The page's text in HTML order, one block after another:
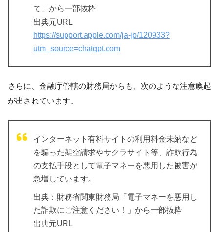
て」から一部抜粋
出典元URL
https://support.apple.com/ja-jp/120933?
utm_source=chatgpt.com
さらに、金融庁管轄の財務局からも、次のような注意喚起
が出されています。
インターネット有料サイトの利用料金未納など
を騙った架空請求やサクラサイト等、詐欺行為
の支払手段として電子マネーを悪用した被害が
急増しています。
出典：財務省関東財務局「電子マネーを悪用し
た詐欺にご注意ください！」から一部抜粋
出典元URL